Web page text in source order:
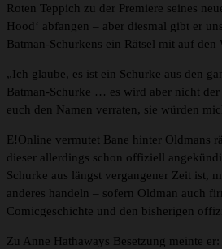
Roten Teppich zu der Premiere seines
Hood‘ abfangen – aber diesmal gibt er
Batman-Schurkens ein Rätsel mit auf den
„Ich glaube, es ist ein Schurke aus den
Batman-Schurke … es wird aber nicht
euch den Namen verraten, sie würden
E!Online vermutet Bane hinter Oldmans
dieser allerdings schon offiziell
Schurke aus längst vergangener Zeit ist,
anderes handeln – sofern Oldman auch
Comicgeschichte und den bisherigen
Zu Anne Hathaways Besetzung meinte